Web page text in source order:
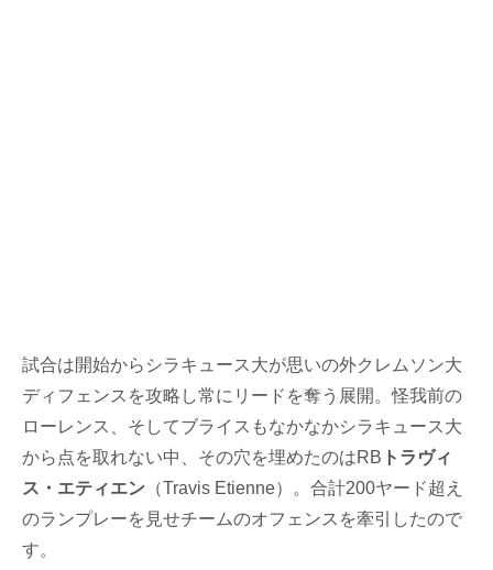
試合は開始からシラキュース大が思いの外クレムソン大
ディフェンスを攻略し常にリードを奪う展開。怪我前の
ローレンス、そしてブライスもなかなかシラキュース大
から点を取れない中、その穴を埋めたのはRB トラヴィ
ス・エティエン （Travis Etienne）。合計200ヤード超え
のランプレーを見せチームのオフェンスを牽引したので
す。